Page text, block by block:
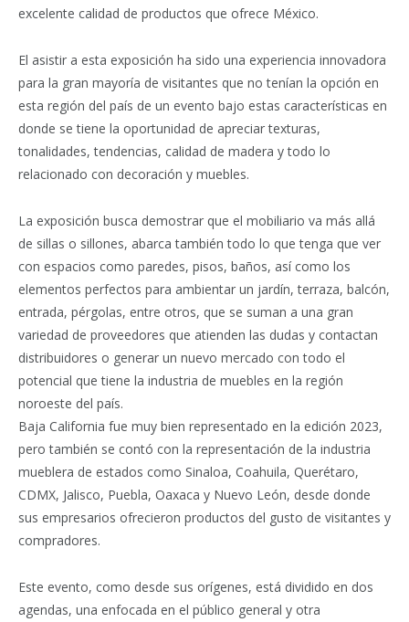
excelente calidad de productos que ofrece México.
El asistir a esta exposición ha sido una experiencia innovadora
para la gran mayoría de visitantes que no tenían la opción en
esta región del país de un evento bajo estas características en
donde se tiene la oportunidad de apreciar texturas,
tonalidades, tendencias, calidad de madera y todo lo
relacionado con decoración y muebles.
La exposición busca demostrar que el mobiliario va más allá
de sillas o sillones, abarca también todo lo que tenga que ver
con espacios como paredes, pisos, baños, así como los
elementos perfectos para ambientar un jardín, terraza, balcón,
entrada, pérgolas, entre otros, que se suman a una gran
variedad de proveedores que atienden las dudas y contactan
distribuidores o generar un nuevo mercado con todo el
potencial que tiene la industria de muebles en la región
noroeste del país.
Baja California fue muy bien representado en la edición 2023,
pero también se contó con la representación de la industria
mueblera de estados como Sinaloa, Coahuila, Querétaro,
CDMX, Jalisco, Puebla, Oaxaca y Nuevo León, desde donde
sus empresarios ofrecieron productos del gusto de visitantes y
compradores.
Este evento, como desde sus orígenes, está dividido en dos
agendas, una enfocada en el público general y otra